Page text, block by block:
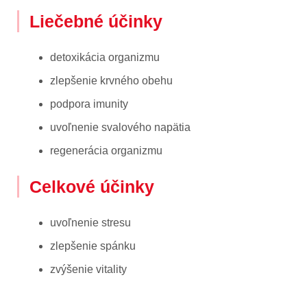
Liečebné účinky
detoxikácia organizmu
zlepšenie krvného obehu
podpora imunity
uvoľnenie svalového napätia
regenerácia organizmu
Celkové účinky
uvoľnenie stresu
zlepšenie spánku
zvýšenie vitality